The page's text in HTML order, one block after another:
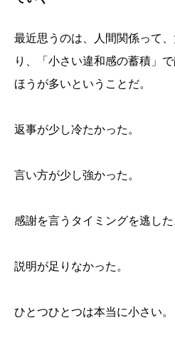
最近思うのは、人間関係って
り、「小さい違和感の蓄積」
ほうが多いということだ。
返事が少し冷たかった。
言い方が少し強かった。
感謝を言うタイミングを逃した
説明が足りなかった。
ひとつひとつは本当に小さい。